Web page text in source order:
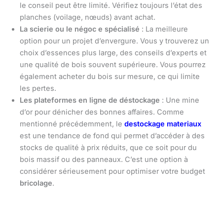
le conseil peut être limité. Vérifiez toujours l’état des
planches (voilage, nœuds) avant achat.
La scierie ou le négoc e spécialisé : La meilleure
option pour un projet d’envergure. Vous y trouverez un
choix d’essences plus large, des conseils d’experts et
une qualité de bois souvent supérieure. Vous pourrez
également acheter du bois sur mesure, ce qui limite
les pertes.
Les plateformes en ligne de déstockage : Une mine
d’or pour dénicher des bonnes affaires. Comme
mentionné précédemment, le destockage materiaux
est une tendance de fond qui permet d’accéder à des
stocks de qualité à prix réduits, que ce soit pour du
bois massif ou des panneaux. C’est une option à
considérer sérieusement pour optimiser votre budget
bricolage.